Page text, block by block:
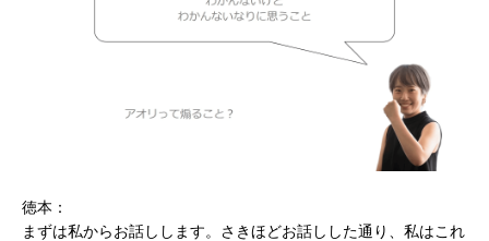
徳本：
まずは私からお話しします。さきほどお話しした通り、私はこれ